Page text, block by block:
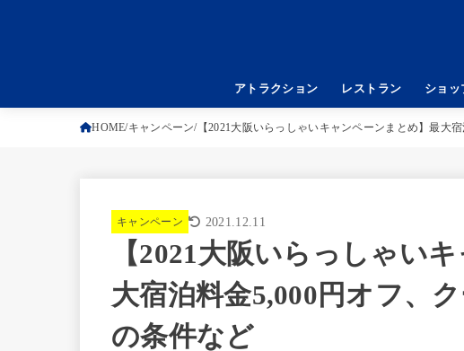
アトラクション レストラン ショッ
HOME キャンペーン 【2021大阪いらっしゃいキャンペーンまとめ】最大
キャンペーン 2021.12.11
【2021大阪いらっしゃい
大宿泊料金5,000円オフ、
の条件など